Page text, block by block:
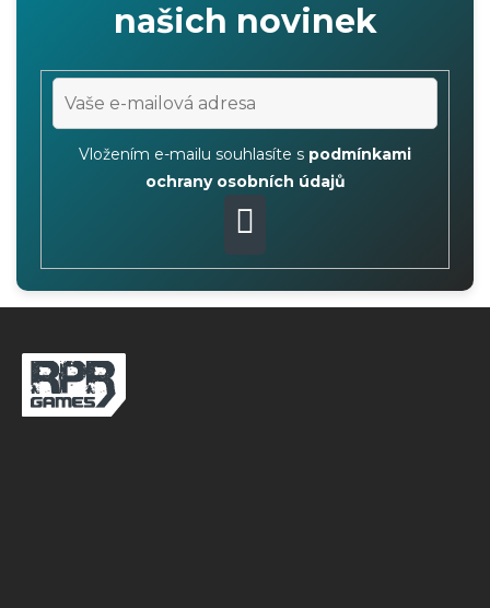
našich novinek
Vložením e-mailu souhlasíte s podmínkami
ochrany osobních údajů
PŘIHLÁSIT
SE